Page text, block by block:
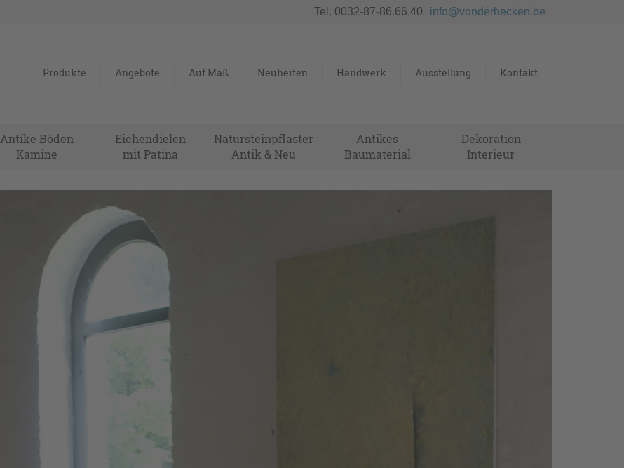
Tel. 0032-87-86.66.40 info@vonderhecken.be
Produkte Angebote Auf Maß Neuheiten Handwerk Ausstellung Kontakt
Antike Böden
Kamine
Eichendielen
mit Patina
Natursteinpflaster
Antik & Neu
Antikes
Baumaterial
Dekoration
Interieur